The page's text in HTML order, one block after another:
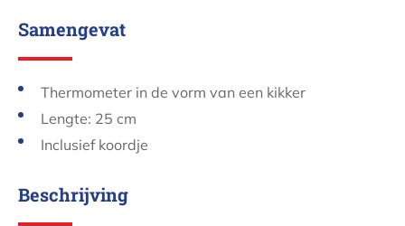
Samengevat
Thermometer in de vorm van een kikker
Lengte: 25 cm
Inclusief koordje
Beschrijving